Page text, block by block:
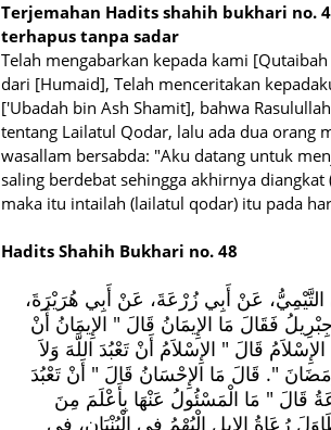
Terjemahan Hadits shahih bukhari no.
terhapus tanpa sadar
Telah mengabarkan kepada kami
dari [Humaid], Telah menceritakan
['Ubadah bin Ash Shamit], bahwa
tentang Lailatul Qodar, lalu ada dua orang
wasallam bersabda: "Aku datang untuk
saling berdebat sehingga akhirnya
maka itu intailah (lailatul qodar) itu pada
Hadits Shahih Bukhari no. 48
التَّيْمِيُّ، عَنْ أَبِي زُرْعَةَ، عَنْ أَبِي هُرَيْرَةَ،
فَقَالَ مَا الإِيمَانُ قَالَ ‏"‏ الإِيمَانُ أَنْ
قَالَ ‏"‏ الإِسْلاَمُ أَنْ تَعْبُدَ اللَّهَ وَلاَ
‏"‏‏.‏ قَالَ مَا الإِحْسَانُ قَالَ ‏"‏ أَنْ تَعْبُدَ
قَالَ ‏"‏ مَا الْمَسْئُولُ عَنْهَا بِأَعْلَمَ مِنَ
رُعَاةُ الإِبِلِ الْبُهْمُ فِي الْبُنْيَانِ، فِي